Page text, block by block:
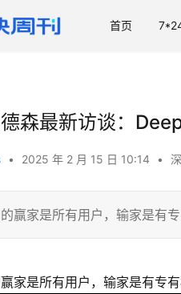
首页
德森最新访谈：
• 2025 年 2 月 15 日 10:14 •
赢家是所有用户，输家是有专
家是所有用户，输家是有专有